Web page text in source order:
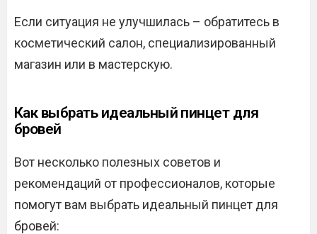
Если ситуация не улучшилась – обратитесь в
косметический салон, специализированный
магазин или в мастерскую.
Как выбрать идеальный пинцет для
бровей
Вот несколько полезных советов и
рекомендаций от профессионалов, которые
помогут вам выбрать идеальный пинцет для
бровей: